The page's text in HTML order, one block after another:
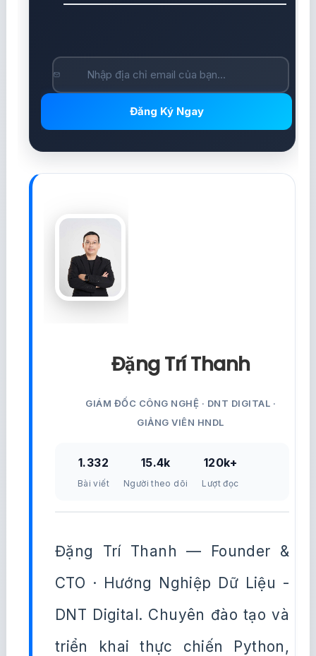
Đăng Ký Ngay
Đặng Trí Thanh
GIÁM ĐỐC CÔNG NGHỆ · DNT DIGITAL ·
GIẢNG VIÊN HNDL
1.332
Bài viết
15.4k
Người theo dõi
120k+
Lượt đọc
Đặng Trí Thanh — Founder &
CTO · Hướng Nghiệp Dữ Liệu -
DNT Digital. Chuyên đào tạo và
triển khai thực chiến Python,